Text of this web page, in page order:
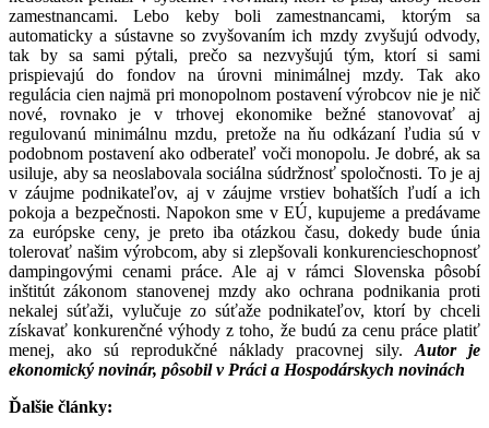
zamestnancami. Lebo keby boli zamestnancami, ktorým sa
automaticky a sústavne so zvyšovaním ich mzdy zvyšujú odvody,
tak by sa sami pýtali, prečo sa nezvyšujú tým, ktorí si sami
prispievajú do fondov na úrovni minimálnej mzdy. Tak ako
regulácia cien najmä pri monopolnom postavení výrobcov nie je nič
nové, rovnako je v trhovej ekonomike bežné stanovovať aj
regulovanú minimálnu mzdu, pretože na ňu odkázaní ľudia sú v
podobnom postavení ako odberateľ voči monopolu. Je dobré, ak sa
usiluje, aby sa neoslabovala sociálna súdržnosť spoločnosti. To je aj
v záujme podnikateľov, aj v záujme vrstiev bohatších ľudí a ich
pokoja a bezpečnosti. Napokon sme v EÚ, kupujeme a predávame
za európske ceny, je preto iba otázkou času, dokedy bude únia
tolerovať našim výrobcom, aby si zlepšovali konkurencieschopnosť
dampingovými cenami práce. Ale aj v rámci Slovenska pôsobí
inštitút zákonom stanovenej mzdy ako ochrana podnikania proti
nekalej súťaži, vylučuje zo súťaže podnikateľov, ktorí by chceli
získavať konkurenčné výhody z toho, že budú za cenu práce platiť
menej, ako sú reprodukčné náklady pracovnej sily. Autor je
ekonomický novinár, pôsobil v Práci a Hospodárskych novinách
Ďalšie články: